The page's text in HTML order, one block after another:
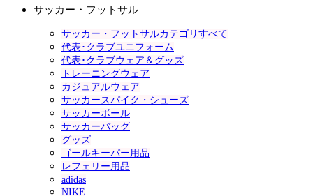
サッカー・フットサル
サッカー・フットサルカテゴリすべて
代表･クラブユニフォーム
代表･クラブウェア＆グッズ
トレーニングウェア
カジュアルウェア
サッカースパイク・シューズ
サッカーボール
サッカーバッグ
グッズ
ゴールキーパー用品
レフェリー用品
adidas
NIKE